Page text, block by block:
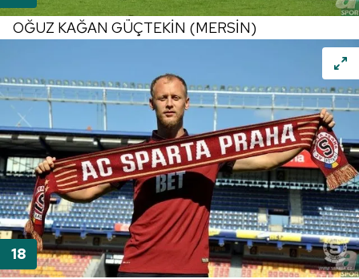
OĞUZ KAĞAN GÜÇTEKİN (MERSİN)